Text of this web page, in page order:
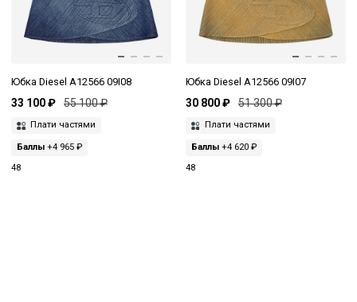
Юбка Diesel A12566 09I08
33 100 ₽ 55 100 ₽
Плати частями
Баллы +4 965 ₽
48
Юбка Diesel A12566 09I07
30 800 ₽ 51 300 ₽
Плати частями
Баллы+4 620 ₽
48